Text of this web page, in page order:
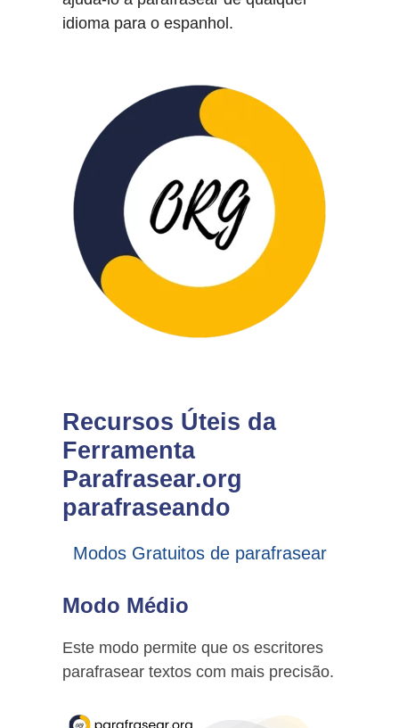
idioma para o espanhol.
Recursos Úteis da
Ferramenta
Parafrasear.org
parafraseando
Modos Gratuitos de parafrasear
Modo Médio
Este modo permite que os escritores
parafrasear textos com mais precisão.